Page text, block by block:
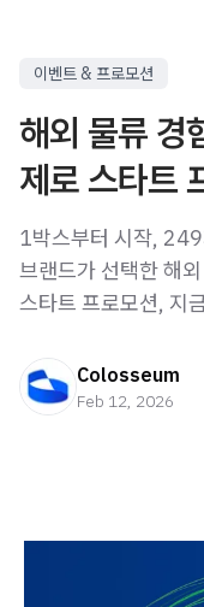
이벤트 & 프로모션
해외 물류
제로 스타트
1박스부터 시작,
브랜드가 선택한 해
스타트 프로모션, 지
Colosseum
Feb 12, 2026